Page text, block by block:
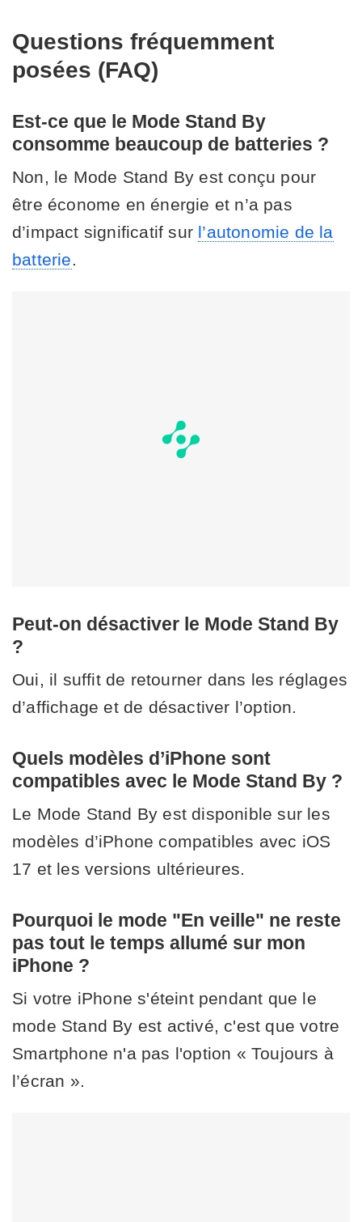
Questions fréquemment
posées (FAQ)
Est-ce que le Mode Stand By
consomme beaucoup de batteries ?
Non, le Mode Stand By est conçu pour
être économe en énergie et n’a pas
d’impact significatif sur l’autonomie de la
batterie
Peut-on désactiver le Mode Stand By
?
Oui, il suffit de retourner dans les réglages
d’affichage et de désactiver l’option.
Quels modèles d’iPhone sont
compatibles avec le Mode Stand By ?
Le Mode Stand By est disponible sur les
modèles d’iPhone compatibles avec iOS
17 et les versions ultérieures.
Pourquoi le mode "En veille" ne reste
pas tout le temps allumé sur mon
iPhone ?
Si votre iPhone s'éteint pendant que le
mode Stand By est activé, c'est que votre
Smartphone n'a pas l'option « Toujours à
l’écran ».